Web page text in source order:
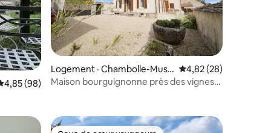
moyenne de 4,85 sur 5, 98 commentaires
4,85 (98)
Logement · Chambolle-Musi
gny
Note moyenne de
4,82 (28)
Maison bourguignonne près des vignes